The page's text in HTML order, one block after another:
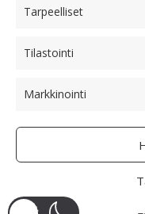
Tarpeelliset
Tilastointi
Markkinointi
Aiheittain
COPYRIGHT